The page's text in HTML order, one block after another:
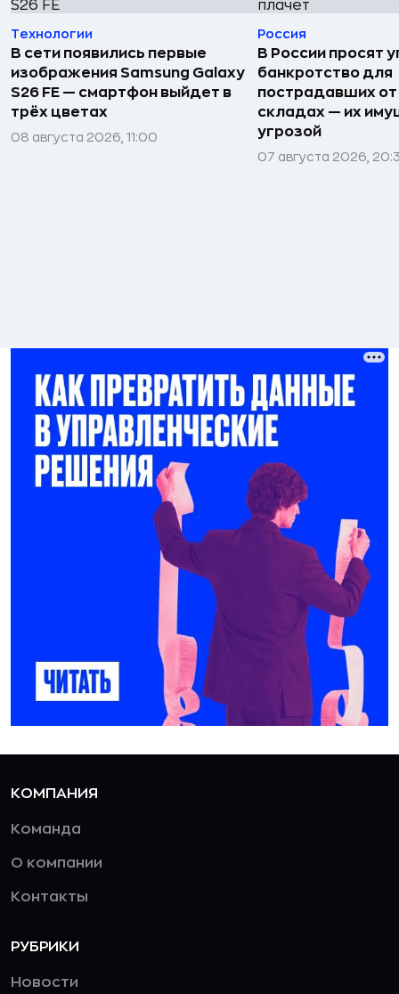
Технологии
В сети появились первые
изображения Samsung Galaxy
S26 FE — смартфон выйдет в
трёх цветах
08 августа 2026, 11:00
Россия
В России просят
банкротство для
пострадавших
складах — их
угрозой
07 августа 2026,
КОМПАНИЯ
Команда
О компании
Контакты
РУБРИКИ
Новости